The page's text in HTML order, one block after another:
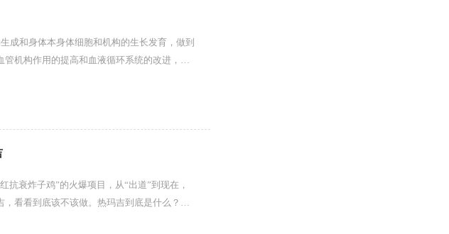
成和身体本身体细胞和机构的生长发育，做到
机构作用的提高和血液循环系统的改进，加
衰炸子鸡”的火爆项目，从“出道”到现在，
看看到底该不该做。热玛吉到底是什么？可